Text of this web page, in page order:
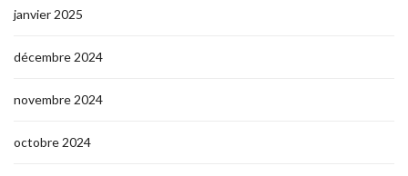
janvier 2025
décembre 2024
novembre 2024
octobre 2024